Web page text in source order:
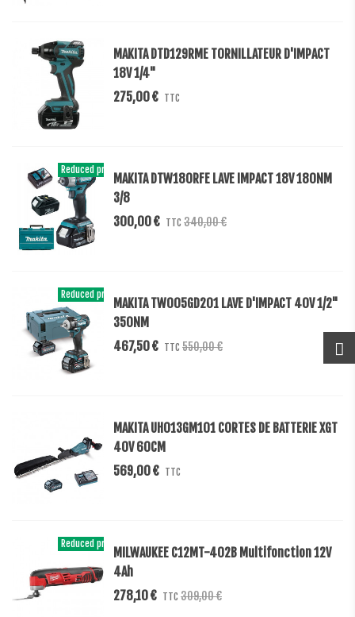
MAKITA DTD129RME TORNILLATEUR D'IMPACT
18V 1/4"
275,00 € TTC
Reduced price-40,00 €
MAKITA DTW180RFE LAVE IMPACT 18V 180NM
3/8
300,00 € TTC 340,00 €
Reduced price-15%
MAKITA TW005GD201 LAVE D'IMPACT 40V 1/2"
350NM
467,50 € TTC 550,00 €
MAKITA UH013GM101 CORTES DE BATTERIE XGT
40V 60CM
569,00 € TTC
Reduced price-10%
MILWAUKEE C12MT-402B Multifonction 12V
4Ah
278,10 € TTC 309,00 €